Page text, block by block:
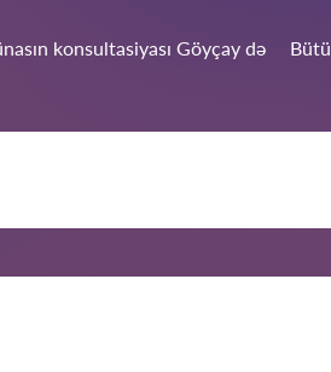
konsultasiyası Göyçay də